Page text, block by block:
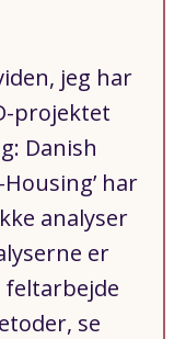
jeg har
projektet
Danish
har
analyser
er
se